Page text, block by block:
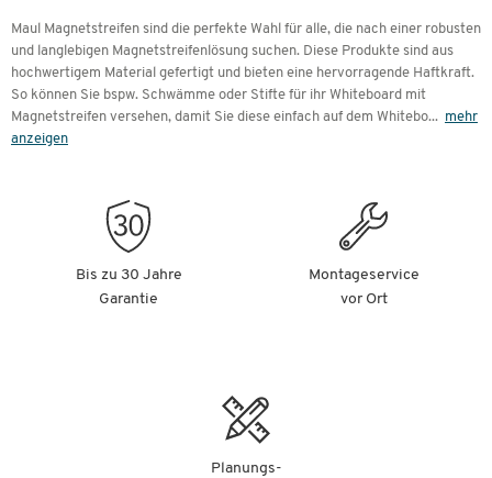
Maul Magnetstreifen sind die perfekte Wahl für alle, die nach einer robusten
und langlebigen Magnetstreifenlösung suchen. Diese Produkte sind aus
hochwertigem Material gefertigt und bieten eine hervorragende Haftkraft.
So können Sie bspw. Schwämme oder Stifte für ihr Whiteboard mit
Magnetstreifen versehen, damit Sie diese einfach auf dem Whitebo... mehr
anzeigen
Bis zu 30 Jahre
Garantie
Montageservice
vor Ort
Planungs-